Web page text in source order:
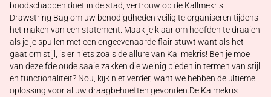
boodschappen doet in de stad, vertrouw op de Kallmekris
Drawstring Bag om uw benodigdheden veilig te organiseren tijdens
het maken van een statement. Maak je klaar om hoofden te draaien
als je je spullen met een ongeëvenaarde flair stuwt want als het
gaat om stijl, is er niets zoals de allure van Kallmekris! Ben je moe
van dezelfde oude saaie zakken die weinig bieden in termen van stijl
en functionaliteit? Nou, kijk niet verder, want we hebben de ultieme
oplossing voor al uw draagbehoeften gevonden.De Kalmekris